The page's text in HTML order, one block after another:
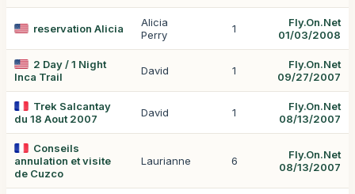
reservation Alicia
Alicia
Perry
1
Fly.On.Net
01/03/2008
2 Day / 1 Night
Inca Trail
David 1
Fly.On.Net
09/27/2007
Trek Salcantay
du 18 Aout 2007
David 1
Fly.On.Net
08/13/2007
Conseils
annulation et visite
de Cuzco
Laurianne 6
Fly.On.Net
08/13/2007